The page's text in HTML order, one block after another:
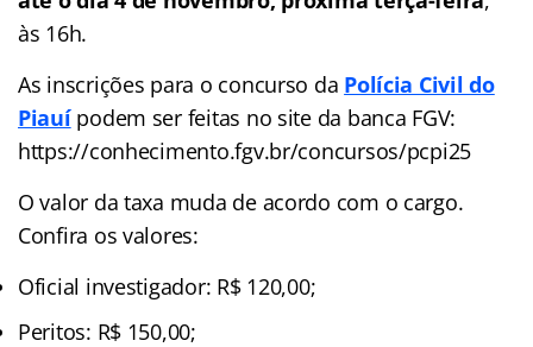
às 16h.
As inscrições para o concurso da Polícia Civil do
Piauípodem ser feitas no site da banca FGV:
https://conhecimento.fgv.br/concursos/pcpi25
O valor da taxa muda de acordo com o cargo.
Confira os valores:
Oficial investigador: R$ 120,00;
Peritos: R$ 150,00;